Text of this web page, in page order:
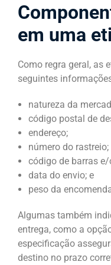
em uma
Como regra geral, as
seguintes
natureza da
código postal de
endereço;
número do rastreio;
código de barras e/
data do envio; e
peso da
Algumas também
entrega, como a
especificação
destino no prazo